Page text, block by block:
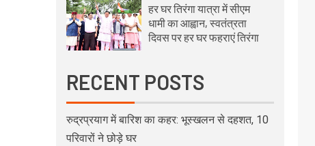
हर घर तिरंगा यात्रा में सीएम
धामी का आह्वान, स्वतंत्रता
दिवस पर हर घर फहराएं तिरंगा
RECENT POSTS
रुद्रप्रयाग में बारिश का कहर: भूस्खलन से दहशत, 10
परिवारों ने छोड़े घर